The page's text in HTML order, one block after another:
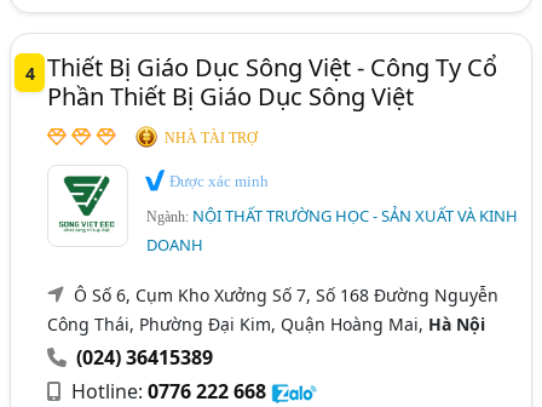
4 Thiết Bị Giáo Dục Sông Việt - Công Ty Cổ
Phần Thiết Bị Giáo Dục Sông Việt
NHÀ TÀI TRỢ
Được xác minh
Ngành: NỘI THẤT TRƯỜNG HỌC - SẢN XUẤT VÀ KINH
DOANH
Ô Số 6, Cụm Kho Xưởng Số 7, Số 168 Đường Nguyễn
Công Thái, Phường Đại Kim, Quận Hoàng Mai, Hà Nội
(024) 36415389
Hotline:0776 222 668